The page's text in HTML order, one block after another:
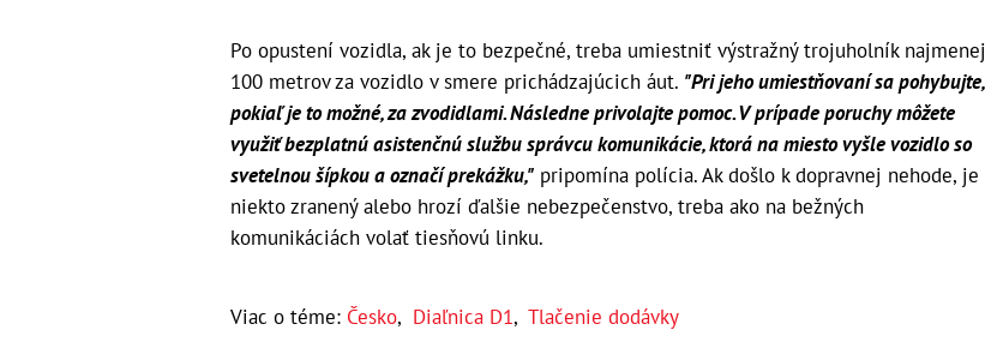
Po opustení vozidla, ak je to bezpečné, treba umiestniť výstražný trojuholník najmenej
100 metrov za vozidlo v smere prichádzajúcich áut. "Pri jeho umiestňovaní sa pohybujte,
pokiaľ je to možné, za zvodidlami. Následne privolajte pomoc. V prípade poruchy môžete
využiť bezplatnú asistenčnú službu správcu komunikácie, ktorá na miesto vyšle vozidlo so
svetelnou šípkou a označí prekážku," pripomína polícia. Ak došlo k dopravnej nehode, je
niekto zranený alebo hrozí ďalšie nebezpečenstvo, treba ako na bežných
komunikáciách volať tiesňovú linku.
Viac o téme: Česko, Diaľnica D1, Tlačenie dodávky